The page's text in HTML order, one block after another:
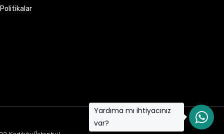
Yardıma mı ihtiyacınız
var?